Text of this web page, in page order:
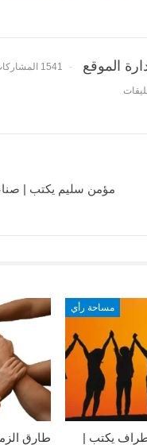
الموقع 1541 المشاركات
مؤمن سليم يكتب |
طارق
مساحة رأي
يكتب |